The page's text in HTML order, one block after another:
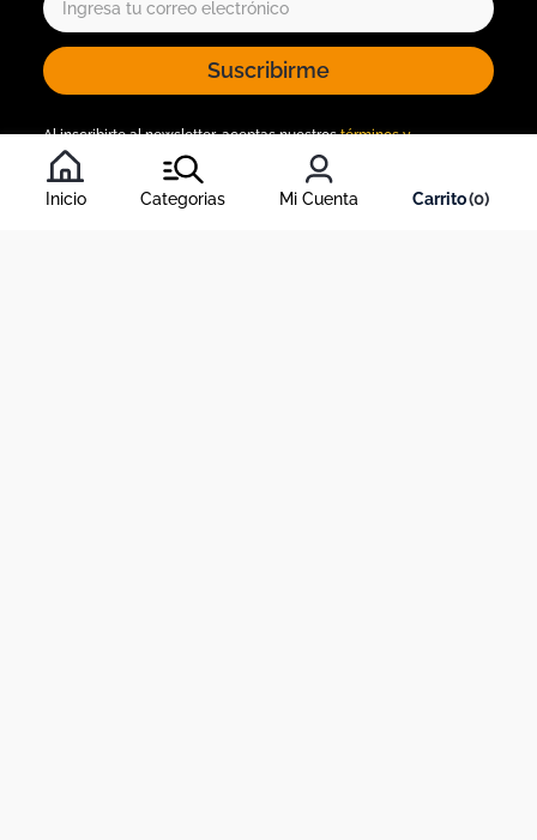
Inicio Categorias Mi Cuenta 0
Suscribirme
Al inscribirte al newsletter, aceptas nuestrostérminos y
condiciones
, y nuestra política de tratamiento de información